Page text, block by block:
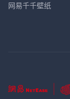
网易千千壁纸